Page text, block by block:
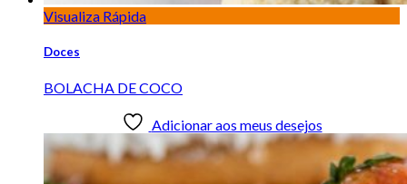
Visualiza Rápida
Doces
BOLACHA DE COCO
Adicionar aos meus desejos